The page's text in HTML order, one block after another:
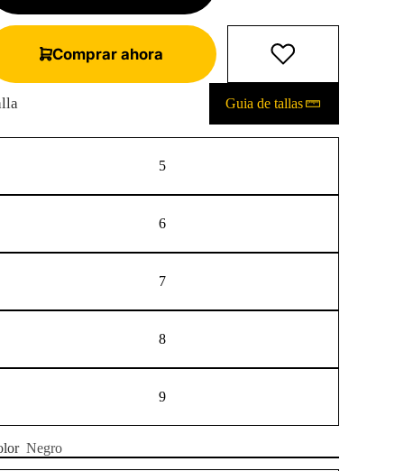
Comprar ahora
Guia de tallas
5
6
7
8
9
Negro